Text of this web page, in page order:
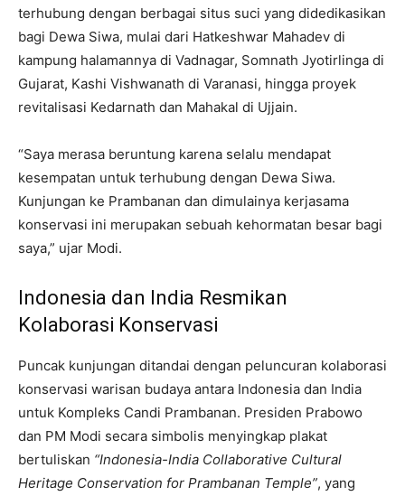
terhubung dengan berbagai situs suci yang didedikasikan
bagi Dewa Siwa, mulai dari Hatkeshwar Mahadev di
kampung halamannya di Vadnagar, Somnath Jyotirlinga di
Gujarat, Kashi Vishwanath di Varanasi, hingga proyek
revitalisasi Kedarnath dan Mahakal di Ujjain.
“Saya merasa beruntung karena selalu mendapat
kesempatan untuk terhubung dengan Dewa Siwa.
Kunjungan ke Prambanan dan dimulainya kerjasama
konservasi ini merupakan sebuah kehormatan besar bagi
saya,” ujar Modi.
Indonesia dan India Resmikan
Kolaborasi Konservasi
Puncak kunjungan ditandai dengan peluncuran kolaborasi
konservasi warisan budaya antara Indonesia dan India
untuk Kompleks Candi Prambanan. Presiden Prabowo
dan PM Modi secara simbolis menyingkap plakat
bertuliskan “Indonesia-India Collaborative Cultural
Heritage Conservation for Prambanan Temple”, yang